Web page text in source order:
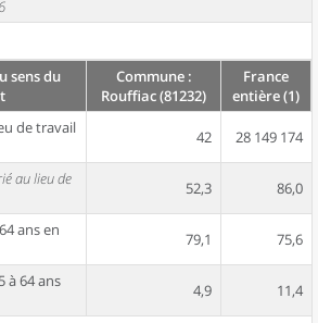
sens du
Commune :
Rouffiac (81232)
France
entière (1)
de travail
42 28 149 174
au lieu de
52,3 86,0
ans en
79,1 75,6
à 64 ans
4,9 11,4